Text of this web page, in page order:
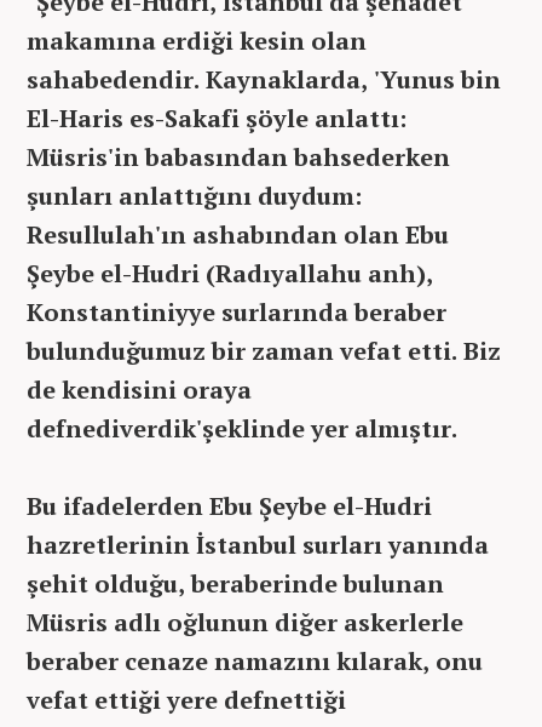
makamına erdiği kesin olan
sahabedendir. Kaynaklarda, 'Yunus bin
El-Haris es-Sakafi şöyle anlattı:
Müsris'in babasından bahsederken
şunları anlattığını duydum:
Resullulah'ın ashabından olan Ebu
Şeybe el-Hudri (Radıyallahu anh),
Konstantiniyye surlarında beraber
bulunduğumuz bir zaman vefat etti. Biz
de kendisini oraya
defnediverdik'şeklinde yer almıştır.
Bu ifadelerden Ebu Şeybe el-Hudri
hazretlerinin İstanbul surları yanında
şehit olduğu, beraberinde bulunan
Müsris adlı oğlunun diğer askerlerle
beraber cenaze namazını kılarak, onu
vefat ettiği yere defnettiği